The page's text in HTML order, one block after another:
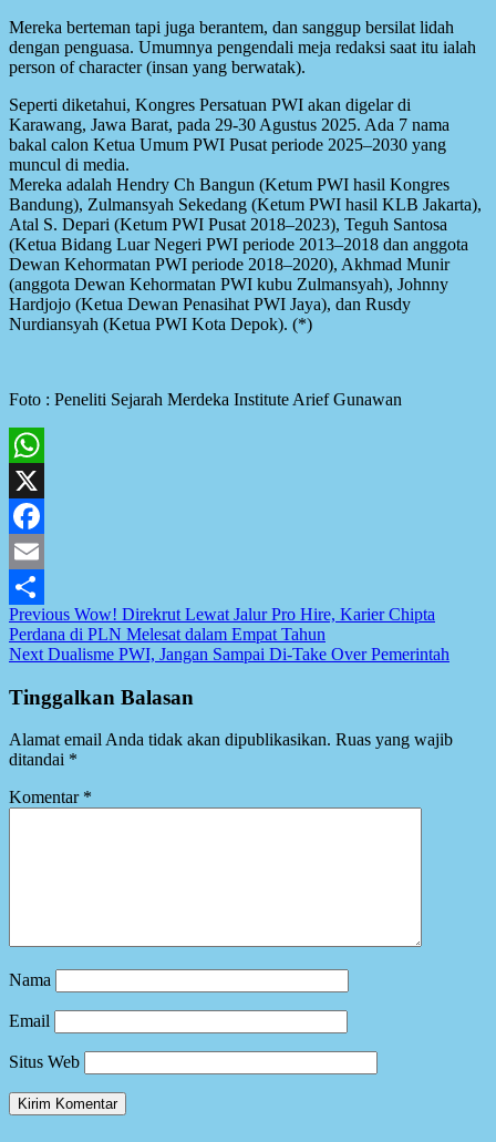
Mereka berteman tapi juga berantem, dan sanggup bersilat lidah
dengan penguasa. Umumnya pengendali meja redaksi saat itu ialah
person of character (insan yang berwatak).
Seperti diketahui, Kongres Persatuan PWI akan digelar di
Karawang, Jawa Barat, pada 29-30 Agustus 2025. Ada 7 nama
bakal calon Ketua Umum PWI Pusat periode 2025–2030 yang
muncul di media.
Mereka adalah Hendry Ch Bangun (Ketum PWI hasil Kongres
Bandung), Zulmansyah Sekedang (Ketum PWI hasil KLB Jakarta),
Atal S. Depari (Ketum PWI Pusat 2018–2023), Teguh Santosa
(Ketua Bidang Luar Negeri PWI periode 2013–2018 dan anggota
Dewan Kehormatan PWI periode 2018–2020), Akhmad Munir
(anggota Dewan Kehormatan PWI kubu Zulmansyah), Johnny
Hardjojo (Ketua Dewan Penasihat PWI Jaya), dan Rusdy
Nurdiansyah (Ketua PWI Kota Depok). (*)
Foto : Peneliti Sejarah Merdeka Institute Arief Gunawan
WhatsApp
X
Facebook
Email
Share
Post
navigation
Previous Wow! Direkrut Lewat Jalur Pro Hire, Karier Chipta
Perdana di PLN Melesat dalam Empat Tahun
Next Dualisme PWI, Jangan Sampai Di-Take Over Pemerintah
Tinggalkan Balasan
Alamat email Anda tidak akan dipublikasikan. Ruas yang wajib
ditandai *
Komentar *
Nama
Email
Situs Web